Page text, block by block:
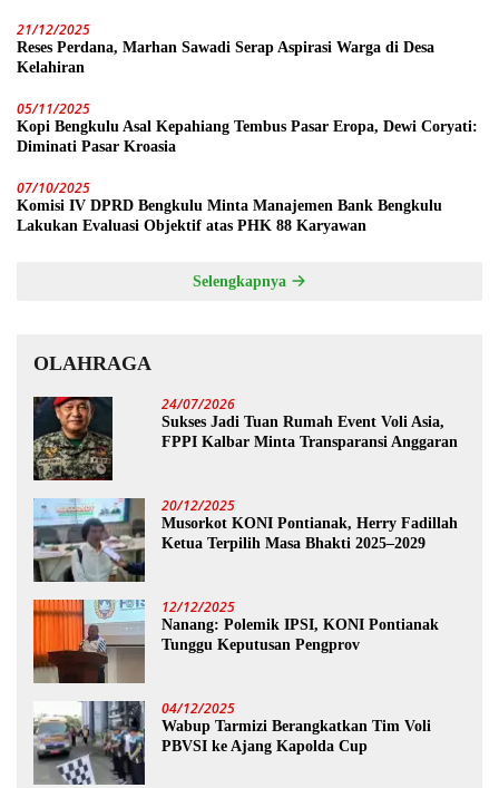
21/12/2025
Reses Perdana, Marhan Sawadi Serap Aspirasi Warga di Desa
Kelahiran
05/11/2025
Kopi Bengkulu Asal Kepahiang Tembus Pasar Eropa, Dewi Coryati:
Diminati Pasar Kroasia
07/10/2025
Komisi IV DPRD Bengkulu Minta Manajemen Bank Bengkulu
Lakukan Evaluasi Objektif atas PHK 88 Karyawan
Selengkapnya
OLAHRAGA
24/07/2026
Sukses Jadi Tuan Rumah Event Voli Asia,
FPPI Kalbar Minta Transparansi Anggaran
20/12/2025
Musorkot KONI Pontianak, Herry Fadillah
Ketua Terpilih Masa Bhakti 2025–2029
12/12/2025
Nanang: Polemik IPSI, KONI Pontianak
Tunggu Keputusan Pengprov
04/12/2025
Wabup Tarmizi Berangkatkan Tim Voli
PBVSI ke Ajang Kapolda Cup